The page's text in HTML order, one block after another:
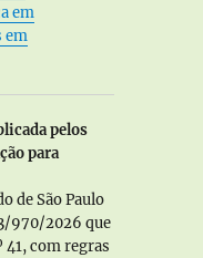
em
em
pelos
para
de São Paulo
970/2026 que
com regras